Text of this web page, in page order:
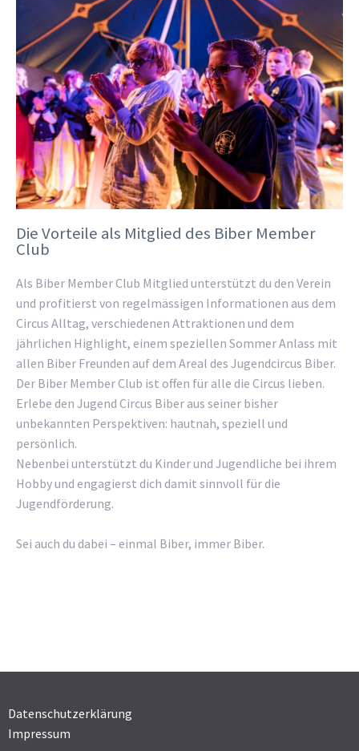
Die Vorteile als Mitglied des Biber Member
Club
Als Biber Member Club Mitglied unterstützt du den Verein
und profitierst von regelmässigen Informationen aus dem
Circus Alltag, verschiedenen Attraktionen und dem
jährlichen Highlight, einem speziellen Sommer Anlass mit
allen Biber Freunden auf dem Areal des Jugendcircus Biber.
Der Biber Member Club ist offen für alle die Circus lieben.
Erlebe den Jugend Circus Biber aus seiner bisher
unbekannten Perspektiven: hautnah, speziell und
persönlich.
Nebenbei unterstützt du Kinder und Jugendliche bei ihrem
Hobby und engagierst dich damit sinnvoll für die
Jugendförderung.
Sei auch du dabei – einmal Biber, immer Biber.
Datenschutzerklärung
Impressum